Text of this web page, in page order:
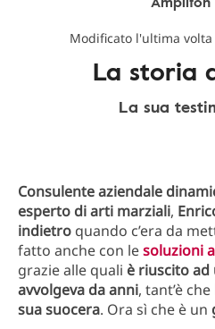
Modificato l'ultima
La storia
La sua
Consulente aziendale
esperto di arti marziali,
indietro quando c’era da
fatto anche con lesoluzioni
grazie alle quali è riuscito ad
avvolgeva da anni, tant’è che
sua suocera. Ora sì che è un